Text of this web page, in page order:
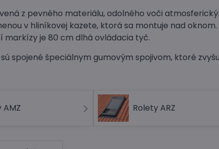
z pevného materiálu, odolného voči
v hliníkovej kazete, ktorá sa montuje nad
markízy je 80 cm dlhá ovládacia tyč.
spojené špeciálnym gumovým spojivom, ktoré
AMZ Rolety ARZ